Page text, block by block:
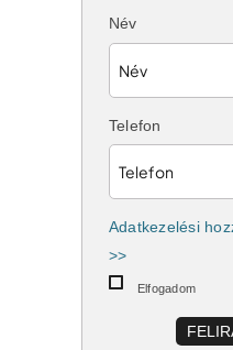
Név
Telefon
Adatkezelési
>>
Elfogadom